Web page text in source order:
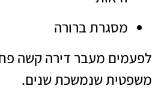
מסגרת ברורה
לפעמים מעבר דירה קשה
משפטית שנמשכת שנים.